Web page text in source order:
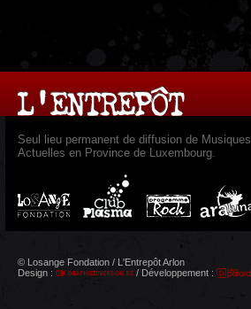
Seul lieu permanent de diffusion de Musiques
Actuelles en Province de Luxembourg.
© Losange Fondation / L'Entrepôt Arlon
Design :
/ Développement :